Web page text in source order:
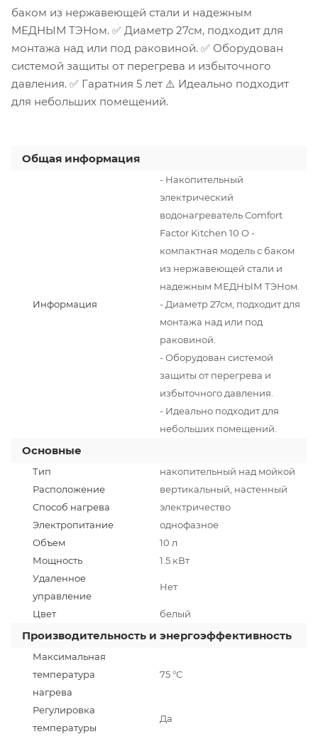
баком из нержавеющей стали и надежным
МЕДНЫМ ТЭНом. ✅ Диаметр 27см, подходит для
монтажа над или под раковиной. ✅ Оборудован
системой защиты от перегрева и избыточного
давления. ✅ Гаратния 5 лет ⚠️ Идеально подходит
для небольших помещений.
Общая информация
Информация
- Накопительный
электрический
водонагреватель Comfort
Factor Kitchen 10 O -
компактная модель с баком
из нержавеющей стали и
надежным МЕДНЫМ ТЭНом.
- Диаметр 27см, подходит для
монтажа над или под
раковиной.
- Оборудован системой
защиты от перегрева и
избыточного давления.
- Идеально подходит для
небольших помещений.
Основные
Тип
накопительный над мойкой
Расположение
вертикальный, настенный
Способ нагрева
электричество
Электропитание
однофазное
Объем
10 л
Мощность
1.5 кВт
Удаленное
управление
Нет
Цвет белый
Производительность и энергоэффективность
Максимальная
температура
нагрева
75 °C
Регулировка
температуры
Да